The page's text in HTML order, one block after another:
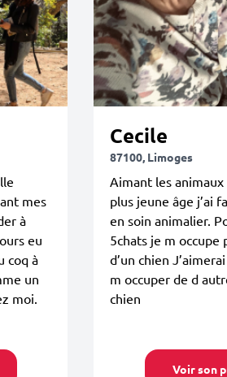
mes
à
eu
coq à
un
moi.
Cecile
87100, Limoges
Aimant les
plus jeune âge j’ai
en soin animalier.
5chats je m
d’un chien
m occuper de d
chien
Voir son